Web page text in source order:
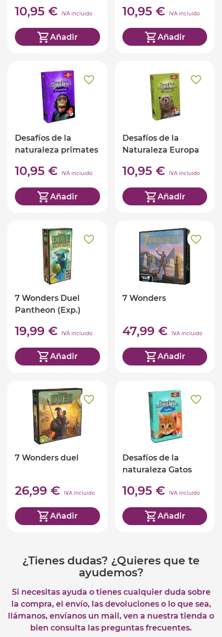
10,95 € IVA incluido
Añadir
castellano)
10,95 € IVA incluido
Añadir
Desafíos de la
naturaleza primates
10,95 € IVA incluido
Añadir
Desafíos de la
Naturaleza Europa
10,95 € IVA incluido
Añadir
7 Wonders Duel
Pantheon (Exp.)
19,99 € IVA incluido
Añadir
7 Wonders
47,99 € IVA incluido
Añadir
7 Wonders duel
26,99 € IVA incluido
Añadir
Desafíos de la
naturaleza Gatos
10,95 € IVA incluido
Añadir
¿Tienes dudas? ¿Quieres que te
ayudemos?
Si necesitas ayuda o tienes cualquier duda sobre
la compra, el envío, las devoluciones o lo que sea,
llámanos, envíanos un mail, ven a nuestra tienda o
bien consulta las preguntas frecuentes.